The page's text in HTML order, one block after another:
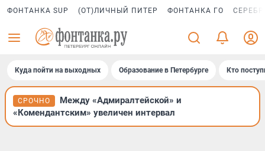
ФОНТАНКА SUP (ОТ)ЛИЧНЫЙ ПИТЕР ФОНТАНКА ГО
Куда пойти на выходных Образование в Петербурге Кто
СРОЧНО
Между «Адмиралтейской» и
«Комендантским» увеличен интервал